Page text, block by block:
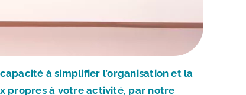
à simplifier l’organisation et la
propres à votre activité, par notre